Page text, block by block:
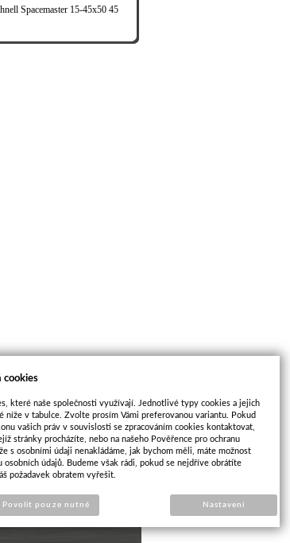
Spacemaster 15-45x50 45
cookies
které naše společnosti využívají. Jednotlivé typy cookies a jejich
níže v tabulce. Zvolte prosím Vámi preferovanou variantu. Pokud
vašich práv v souvislosti se zpracováním cookies kontaktovat,
stránky procházíte, nebo na našeho Pověřence pro ochranu
s osobními údaji nenakládáme, jak bychom měli, máte možnost
osobních údajů. Budeme však rádi, pokud se nejdříve obrátíte
požadavek obratem vyřešit.
Povolit pouze nutné Nastavení